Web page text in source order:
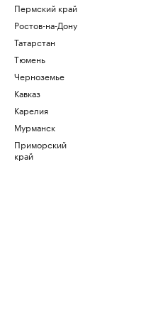
Пермский край
Ростов-на-Дону
Татарстан
Тюмень
Черноземье
Кавказ
Карелия
Мурманск
Приморский
край